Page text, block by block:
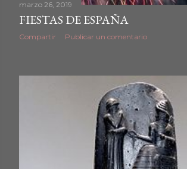
marzo 26, 2019
FIESTAS DE ESPAÑA
Compartir Publicar un comentario